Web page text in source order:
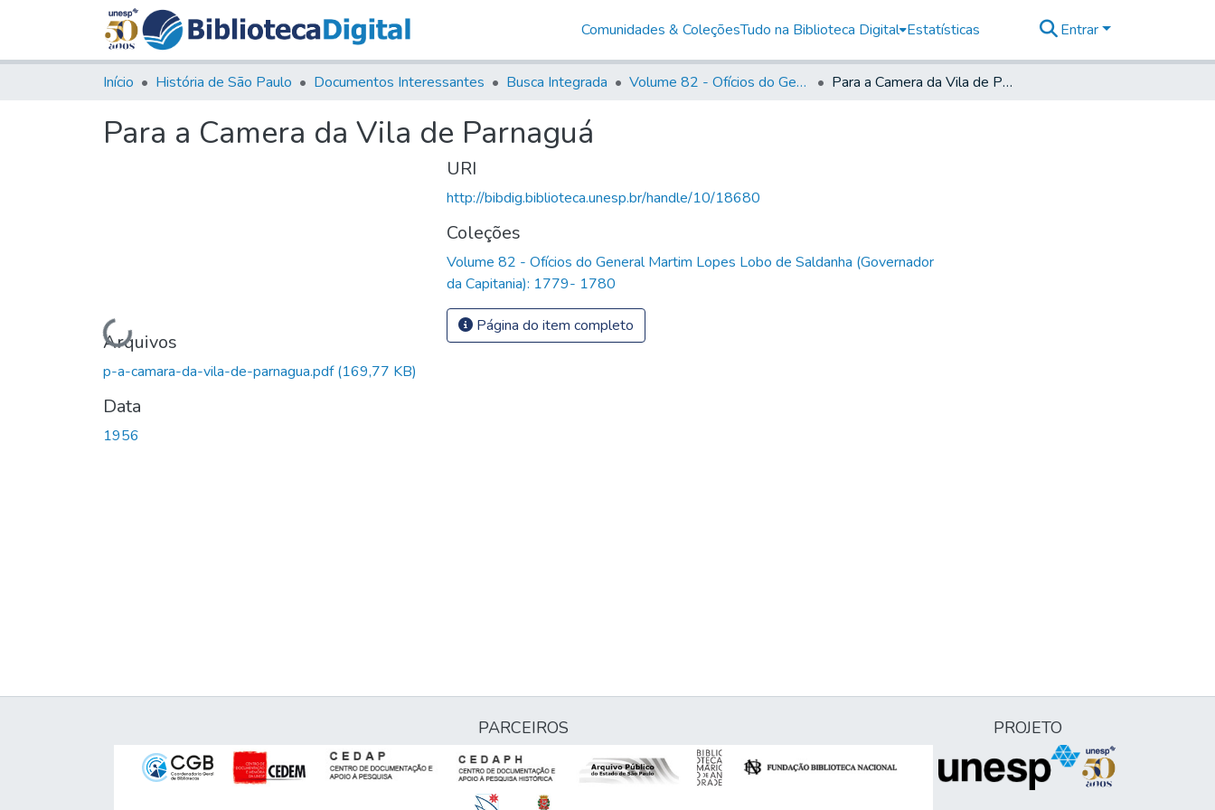
Comunidades & ColeçõesTudo na Biblioteca Digital Estatísticas Entrar
Início História de São Paulo Documentos Interessantes Busca Integrada Volume 82 - Ofícios do General Martim Lopes Lobo de Saldanha (Governador da Capitania): 1779- 1780 Para a Camera da Vila de Parnaguá
Para a Camera da Vila de Parnaguá
Carregando...
Arquivos
p-a-camara-da-vila-de-parnagua.pdf(169,77 KB)
Data
1956
URI
http://bibdig.biblioteca.unesp.br/handle/10/18680
Coleções
Volume 82 - Ofícios do General Martim Lopes Lobo de Saldanha (Governador
da Capitania): 1779- 1780
Página do item completo
PARCEIROS PROJETO